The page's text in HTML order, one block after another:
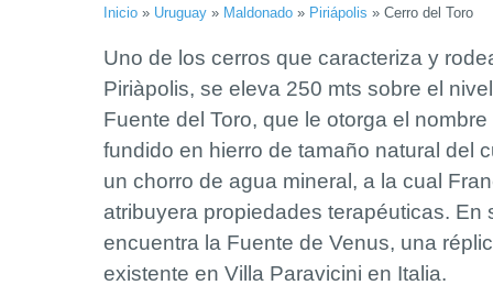
Inicio » Uruguay » Maldonado » Piriápolis » Cerro del Toro
Uno de los cerros que caracteriza y
Piriàpolis, se eleva 250 mts sobre el
Fuente del Toro, que le otorga el
fundido en hierro de tamaño natural del
un chorro de agua mineral, a la cual
atribuyera propiedades terapéuticas. En
encuentra la Fuente de Venus, una
existente en Villa Paravicini en Italia.